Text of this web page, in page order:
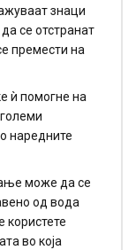
знаци
се отстранат
премести на
ѝ помогне на
наредните
може да се
од вода
користете
во која